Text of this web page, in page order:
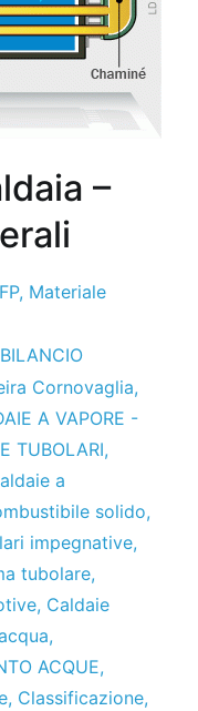
–
, Materiale
BILANCIO
Cornovaglia,
A VAPORE -
TUBOLARI,
a
solido,
impegnative,
tubolare,
, Caldaie
,
ACQUE,
, Classificazione,